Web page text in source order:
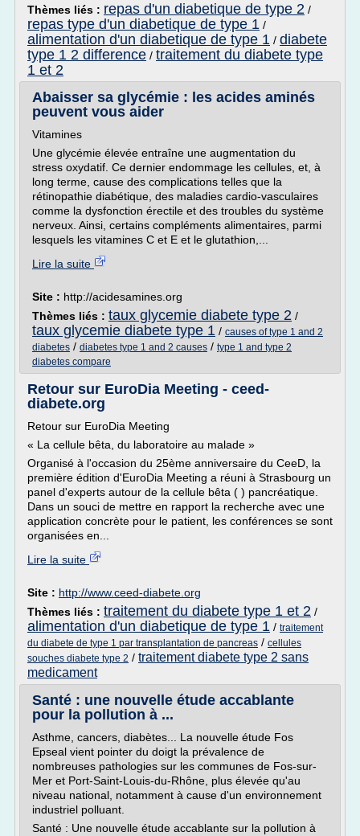
Thèmes liés : repas d'un diabetique de type 2 /
repas type d'un diabetique de type 1 /
alimentation d'un diabetique de type 1 / diabete
type 1 2 difference / traitement du diabete type
1 et 2
Abaisser sa glycémie : les acides aminés
peuvent vous aider
Vitamines
Une glycémie élevée entraîne une augmentation du
stress oxydatif. Ce dernier endommage les cellules, et, à
long terme, cause des complications telles que la
rétinopathie diabétique, des maladies cardio-vasculaires
comme la dysfonction érectile et des troubles du système
nerveux. Ainsi, certains compléments alimentaires, parmi
lesquels les vitamines C et E et le glutathion,...
Lire la suite
Site : http://acidesamines.org
Thèmes liés : taux glycemie diabete type 2 /
taux glycemie diabete type 1 / causes of type 1 and 2
diabetes / diabetes type 1 and 2 causes / type 1 and type 2
diabetes compare
Retour sur EuroDia Meeting - ceed-
diabete.org
Retour sur EuroDia Meeting
« La cellule bêta, du laboratoire au malade »
Organisé à l'occasion du 25ème anniversaire du CeeD, la
première édition d'EuroDia Meeting a réuni à Strasbourg un
panel d'experts autour de la cellule bêta ( ) pancréatique.
Dans un souci de mettre en rapport la recherche avec une
application concrète pour le patient, les conférences se sont
organisées en...
Lire la suite
Site : http://www.ceed-diabete.org
Thèmes liés : traitement du diabete type 1 et 2 /
alimentation d'un diabetique de type 1 / traitement
du diabete de type 1 par transplantation de pancreas / cellules
souches diabete type 2 / traitement diabete type 2 sans
medicament
Santé : une nouvelle étude accablante
pour la pollution à ...
Asthme, cancers, diabètes... La nouvelle étude Fos
Epseal vient pointer du doigt la prévalence de
nombreuses pathologies sur les communes de Fos-sur-
Mer et Port-Saint-Louis-du-Rhône, plus élevée qu'au
niveau national, notamment à cause d'un environnement
industriel polluant.
Santé : Une nouvelle étude accablante sur la pollution à